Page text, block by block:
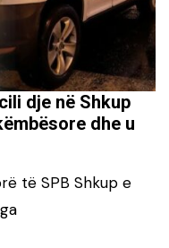
dje në Shkup
dhe u
të SPB Shkup e